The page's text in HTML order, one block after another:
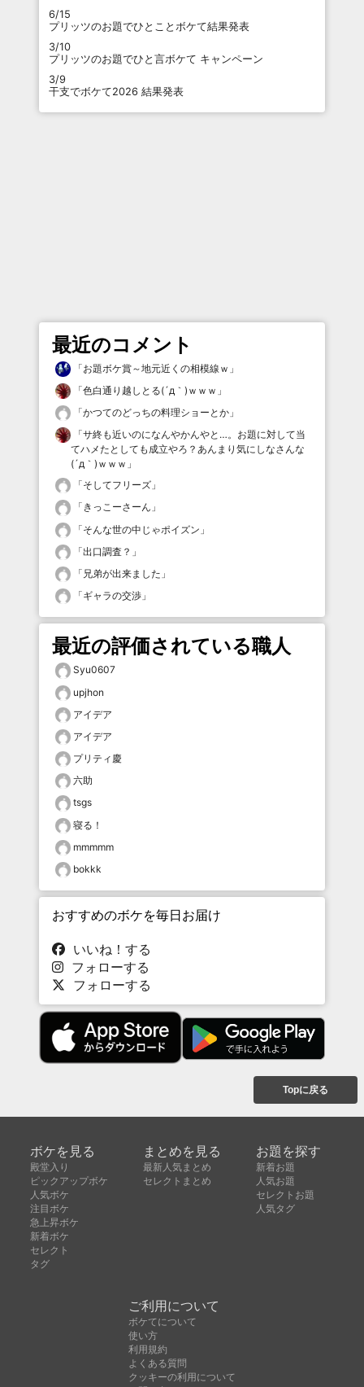
6/15
プリッツのお題でひとことボケて結果発表
3/10
プリッツのお題でひと言ボケて キャンペーン
3/9
干支でボケて2026 結果発表
最近のコメント
「お題ボケ賞～地元近くの相模線ｗ 」
「色白通り越しとる(´д｀)ｗｗｗ 」
「かつてのどっちの料理ショーとか 」
「サ終も近いのになんやかんやと…。お題に対して当
てハメたとしても成立やろ？あんまり気にしなさんな
(´д｀)ｗｗｗ 」
「そしてフリーズ 」
「 きっこーさーん 」
「そんな世の中じゃポイズン 」
「出口調査？ 」
「 兄弟が出来ました 」
「ギャラの交渉 」
最近の評価されている職人
Syu0607
upjhon
アイデア
アイデア
プリティ慶
六助
tsgs
寝る！
mmmmm
bokkk
おすすめのボケを毎日お届け
いいね！する
フォローする
フォローする
Topに戻る
ボケを見る
殿堂入り
ピックアップボケ
人気ボケ
注目ボケ
急上昇ボケ
新着ボケ
セレクト
タグ
まとめを見る
最新人気まとめ
セレクトまとめ
お題を探す
新着お題
人気お題
セレクトお題
人気タグ
ご利用について
ボケてについて
使い方
利用規約
よくある質問
クッキーの利用について